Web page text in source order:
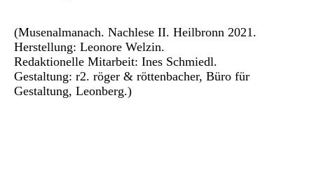
(Musenalmanach. Nachlese II. Heilbronn 2021.
Herstellung: Leonore Welzin.
Redaktionelle Mitarbeit: Ines Schmiedl.
Gestaltung: r2. röger & röttenbacher, Büro für
Gestaltung, Leonberg.)